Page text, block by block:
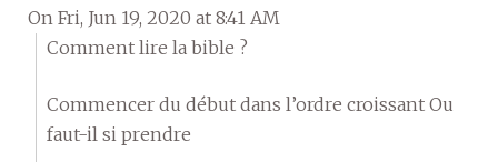
On Fri, Jun 19, 2020 at 8:41 AM
Comment lire la bible ?
Commencer du début dans l’ordre croissant Ou
faut-il si prendre